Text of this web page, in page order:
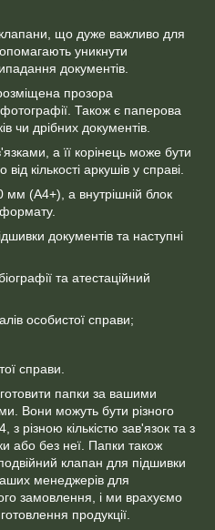
що дуже важливо для
уникнути
документів.
прозора
Також є паперова
чи дрібних документів.
а її корінець може бути
кількості аркушів у справі.
мм (А4+), а внутрішній блок
документів та наступні
та атестаційний
особистої справи;
справи.
папки за вашими
Вони можуть бути різного
різною кількістю зав'язок та з
або без неї. Папки також
клапан для підшивки
менеджерів для
замовлення, і ми врахуємо
продукції.